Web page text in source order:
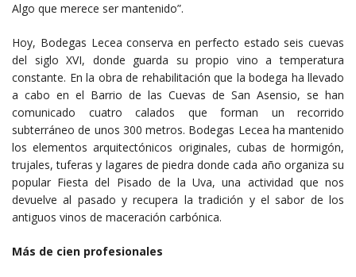
Algo que merece ser mantenido”.
Hoy, Bodegas Lecea conserva en perfecto estado seis cuevas
del siglo XVI, donde guarda su propio vino a temperatura
constante. En la obra de rehabilitación que la bodega ha llevado
a cabo en el Barrio de las Cuevas de San Asensio, se han
comunicado cuatro calados que forman un recorrido
subterráneo de unos 300 metros. Bodegas Lecea ha mantenido
los elementos arquitectónicos originales, cubas de hormigón,
trujales, tuferas y lagares de piedra donde cada año organiza su
popular Fiesta del Pisado de la Uva, una actividad que nos
devuelve al pasado y recupera la tradición y el sabor de los
antiguos vinos de maceración carbónica.
Más de cien profesionales